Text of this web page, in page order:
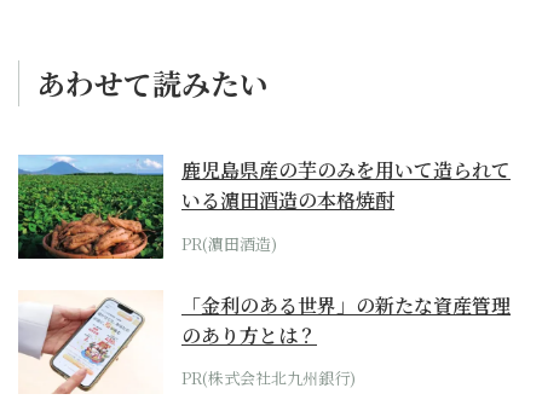
あわせて読みたい
鹿児島県産の芋のみを用いて造られて
いる濵田酒造の本格焼酎
PR(濵田酒造)
「金利のある世界」の新たな資産管理
のあり方とは？
PR(株式会社北九州銀行)